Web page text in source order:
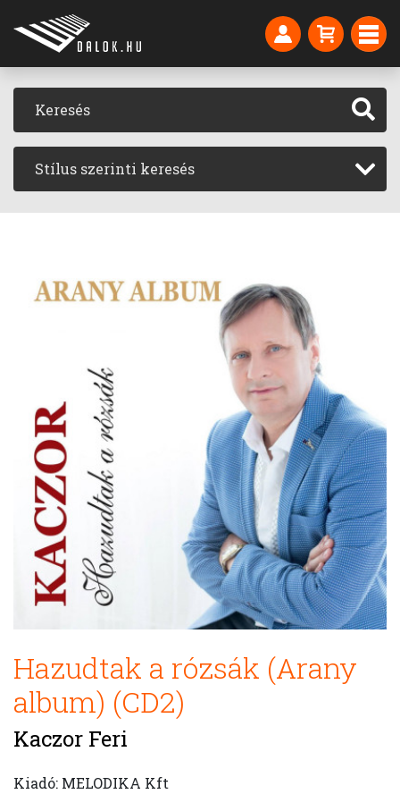
Stílus szerinti keresés
Hazudtak a rózsák (Arany
album) (CD2)
Kaczor Feri
Kiadó: MELODIKA Kft